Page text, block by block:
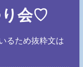
会♡
るため抜粋文は